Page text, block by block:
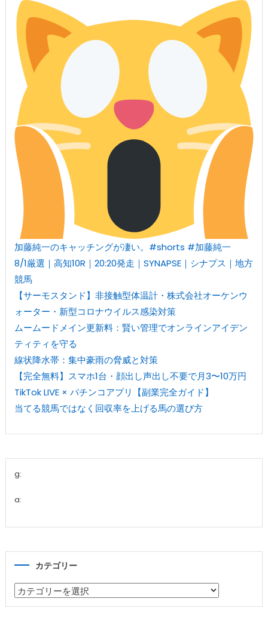
加藤純一のキャッチングが凄い。#shorts #加藤純一
8/1厳選｜高知10R｜20:20発走｜SYNAPSE｜シナプス｜地方
競馬
【サーモスタンド】非接触型体温計・株式会社オーケンウ
ォーター・新型コロナウイルス感染対策
ムームードメイン更新料：賢い管理でオンラインアイデン
ティティを守る
線状降水帯：集中豪雨の脅威と対策
【完全無料】スマホ1台・顔出し声出し不要で月3〜10万円
TikTok LIVE × パチンコアプリ【副業完全ガイド】
当てる競馬ではなく回収率を上げる馬の選び方
g:
a:
カテゴリー
カ
テ